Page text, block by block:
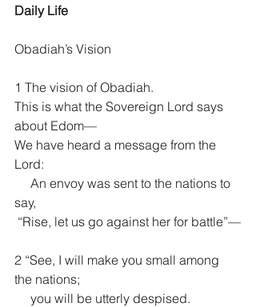
Daily Life
Obadiah’s Vision
1 The vision of Obadiah.
This is what the Sovereign Lord says
about Edom—
We have heard a message from the
Lord:
say,
“Rise, let us go against her for battle”—
2 “See, I will make you small among
the nations;
     you will be utterly despised.